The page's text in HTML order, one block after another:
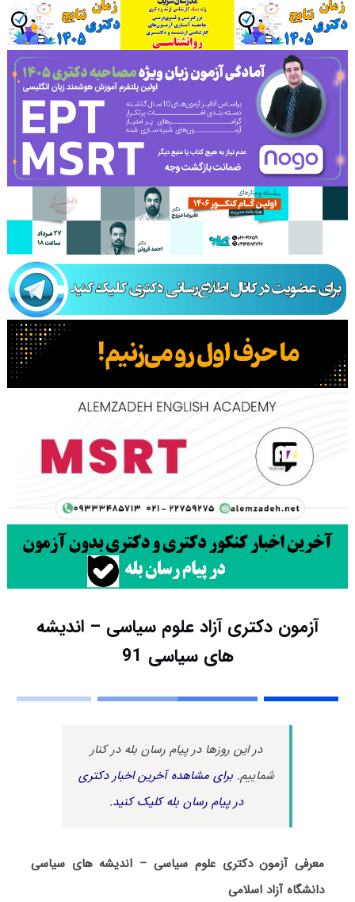
آزمون دکتری آزاد علوم سیاسی – اندیشه
های سیاسی 91
در این روزها در پیام رسان بله در کنار
شماییم.برای مشاهده آخرین اخبار دکتری
در پیام رسان بله کلیک کنید.
معرفی آزمون دکتری علوم سیاسی – اندیشه های سیاسی
دانشگاه آزاد اسلامی